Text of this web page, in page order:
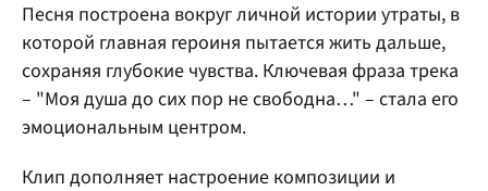
Песня построена вокруг личной истории утраты, в
которой главная героиня пытается жить дальше,
сохраняя глубокие чувства. Ключевая фраза трека
– "Моя душа до сих пор не свободна…" – стала его
эмоциональным центром.
Клип дополняет настроение композиции и